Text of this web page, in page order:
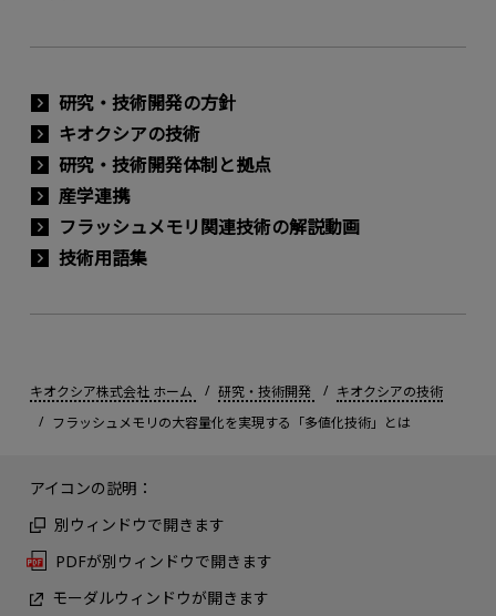
研究・技術開発の方針
キオクシアの技術
研究・技術開発体制と拠点
産学連携
フラッシュメモリ関連技術の解説動画
技術用語集
キオクシア株式会社 ホーム 研究・技術開発
キオクシアの技術
フラッシュメモリの大容量化を実現する「多値化技術」とは
アイコンの説明：
別ウィンドウで開きます
PDFが別ウィンドウで開きます
モーダルウィンドウが開きます